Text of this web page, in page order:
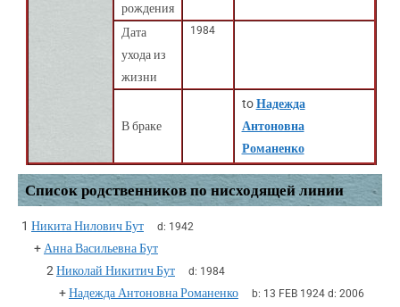
рождения
Дата
ухода из
жизни
1984
В браке
toНадежда
Антоновна
Романенко
Список родственников по нисходящей линии
1 Никита Нилович Бут d: 1942
+ Анна Васильевна Бут
2 Николай Никитич Бут d: 1984
+Надежда Антоновна Романенко b: 13 FEB 1924d: 2006